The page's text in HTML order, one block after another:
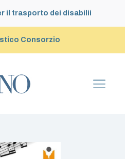
il trasporto dei disabilii
Consorzio